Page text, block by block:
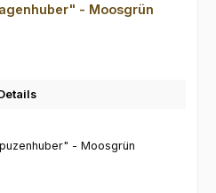
- Moosgrün